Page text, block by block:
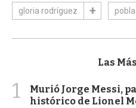
gloria rodríguez
Las
1
Murió Jorge Messi,
histórico de Lionel